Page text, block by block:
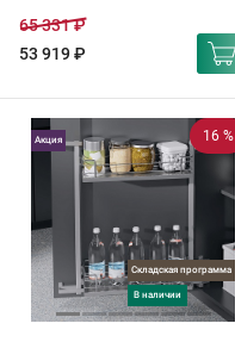
53 919 ₽
65 331 ₽
16 %
Складская программа
в наличии
Акция